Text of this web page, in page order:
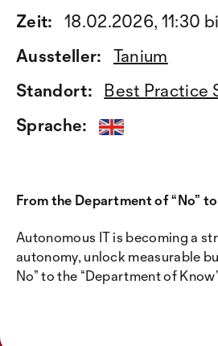
Zeit:
18.02.2026, 11:30
Aussteller:
Tanium
Standort:
Best Practice
Sprache:
From the Department of “No”
Autonomous IT is becoming a
autonomy, unlock measurable
No” to the “Department of